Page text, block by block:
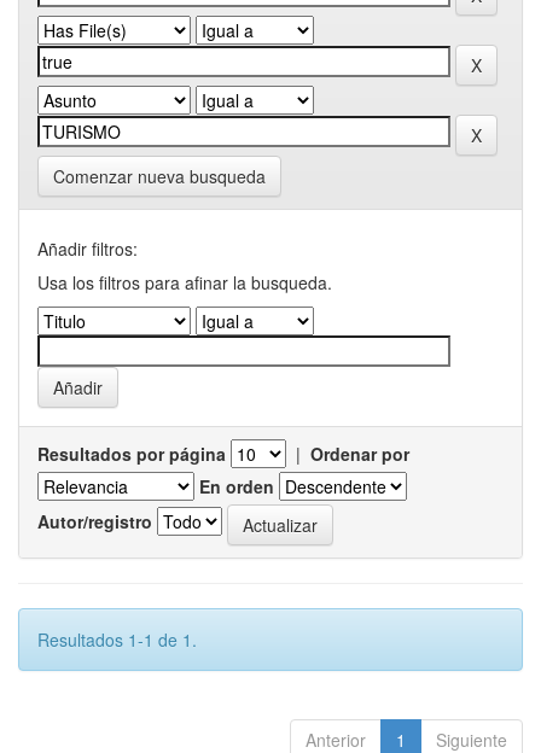
Comenzar nueva busqueda
Añadir filtros:
Usa los filtros para afinar la busqueda.
Resultados por página | Ordenar por
En orden
Autor/registro
Resultados 1-1 de 1.
Anterior 1 Siguiente